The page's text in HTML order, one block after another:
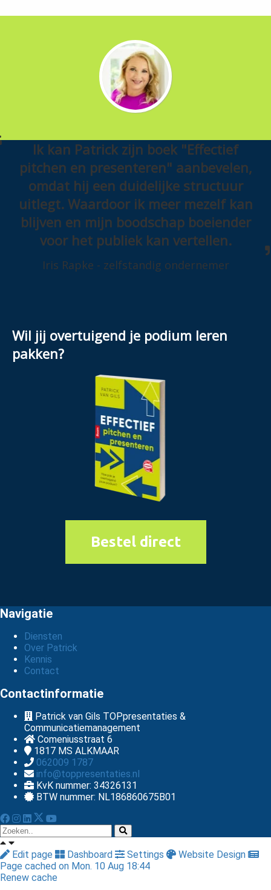
Ik kan Patrick zijn boek "Effectief
pitchen en presenteren" aanbevelen,
omdat hij een duidelijke structuur
uitlegt. Waardoor ik meer mezelf kan
blijven en mijn boodschap boeiender
voor het publiek kan vertellen.
Iris Rapke - zelfstandig ondernemer
Wil jij overtuigend je podium leren
pakken?
Bestel direct
Navigatie
Diensten
Over Patrick
Kennis
Contact
Contactinformatie
Patrick van Gils TOPpresentaties &
Communicatiemanagement
Comeniusstraat 6
1817 MS ALKMAAR
062009 1787
info@toppresentaties.nl
KvK nummer: 34326131
BTW nummer: NL186860675B01
Edit page Dashboard Settings
Website Design
Page cached on Mon. 10 Aug 18:44
Renew cache